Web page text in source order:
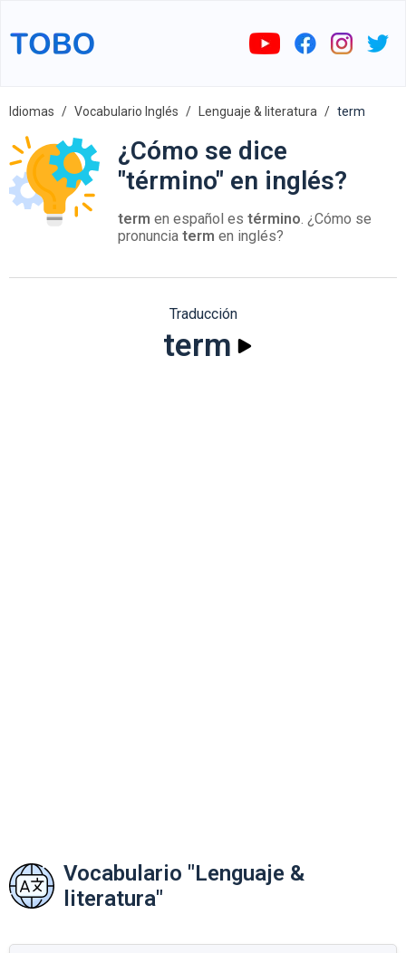
Idiomas Vocabulario Inglés Lenguaje & literatura term
¿Cómo se dice
"término" en inglés?
term en español es término. ¿Cómo se
pronuncia term en inglés?
Traducción
term
Vocabulario "Lenguaje &
literatura"